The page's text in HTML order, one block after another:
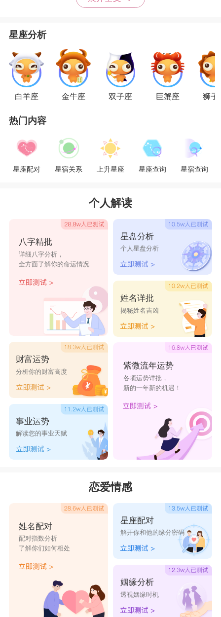
易谱写出浪漫爱情故事。
天蝎和双鱼是绝配，但是双鱼爱玩的性格会让
天蝎觉得不安，适当的表达你对他(她)的爱意会有
意想不到不到的结果。不过是适当，不是总是将爱
挂在嘴边，这样会让天蝎觉得轻浮，最好可以用实
双鱼的女生则需要多撒娇。
星座乐原创文章，转载需注明出处
星座分析
白羊座 金牛座 双子座 巨蟹座 狮子
热门内容
星座配对 星宿关系 上升星座 星座查询 星宿查询
个人解读
八字精批
详细八字分析，
全方面了解你的命运情况
财富运势
分析你的财富高度
事业运势
解读您的事业天赋
星盘分析
个人星盘分析
姓名详批
揭秘姓名吉凶
紫微流年运势
各项运势详批，
新的一年新的机遇！
恋爱情感
姓名配对
配对指数分析
了解你们如何相处
星座配对
解开你和他的缘分密码
姻缘分析
透视姻缘时机